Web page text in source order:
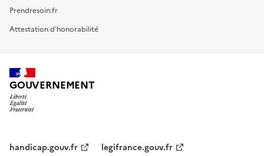
Prendresoin.fr
Attestation d'honorabilité
GOUVERNEMENT
handicap.gouv.fr legifrance.gouv.fr